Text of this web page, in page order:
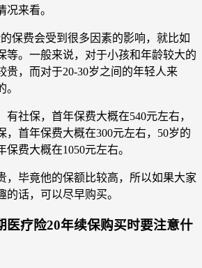
来看。
保费会受到很多因素的影响，就比如
等。一般来说，对于小孩和年龄较大的
贵，而对于20-30岁之间的年轻人来
社保，首年保费大概在540元左右，
，首年保费大概在300元左右，50岁的
费大概在1050元左右。
，毕竟他的保额比较高，所以如果大家
话，可以尽早购买。
医疗险20年续保购买时要注意什